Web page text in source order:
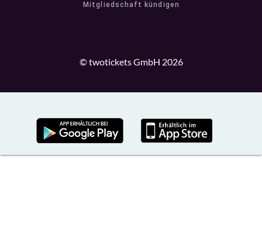
Mitgliedschaft kündigen
© twotickets GmbH 2026